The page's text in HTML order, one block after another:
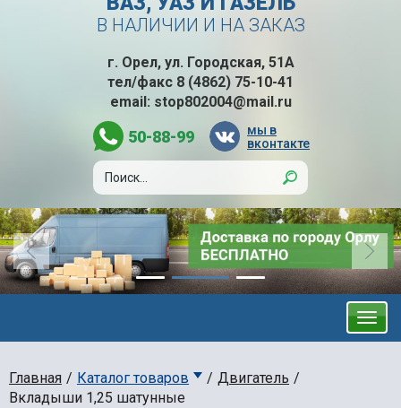
В НАЛИЧИИ И НА ЗАКАЗ
г. Орел, ул. Городская, 51А
тел/факс 8 (4862) 75-10-41
email: stop802004@mail.ru
50-88-99
мы в
вконтакте
Главная Каталог товаров
Двигатель
Вкладыши 1,25 шатунные